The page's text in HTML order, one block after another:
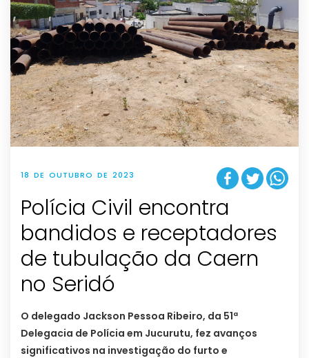
18 DE OUTUBRO DE 2023
Polícia Civil encontra
bandidos e receptadores
de tubulação da Caern
no Seridó
O delegado Jackson Pessoa Ribeiro, da 51ª
Delegacia de Polícia em Jucurutu, fez avanços
significativos na investigação do furto e